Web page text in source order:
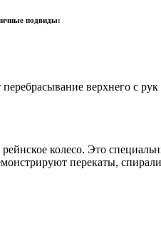
подвиды:
верхнего с
колесо. Это
перекаты,